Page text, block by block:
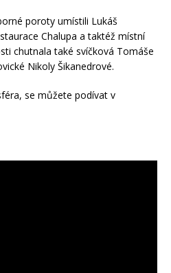
poroty umístili Lukáš
Chalupa a taktéž místní
chutnala také svíčková Tomáše
Nikoly Šikanedrové.
se můžete podívat v